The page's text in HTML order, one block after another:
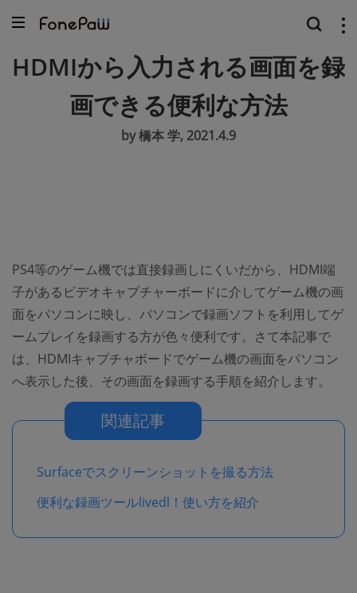
HDMIから入力される画面を録
画できる便利な方法
by 橋本 学, 2021.4.9
PS4等のゲーム機では直接録画しにくいだから、HDMI端
子があるビデオキャプチャーボードに介してゲーム機の画
面をパソコンに映し、パソコンで録画ソフトを利用してゲ
ームプレイを録画する方が色々便利です。さて本記事で
は、HDMIキャプチャボードでゲーム機の画面をパソコン
へ表示した後、その画面を録画する手順を紹介します。
関連記事
Surfaceでスクリーンショットを撮る方法
便利な録画ツールlivedl！使い方を紹介